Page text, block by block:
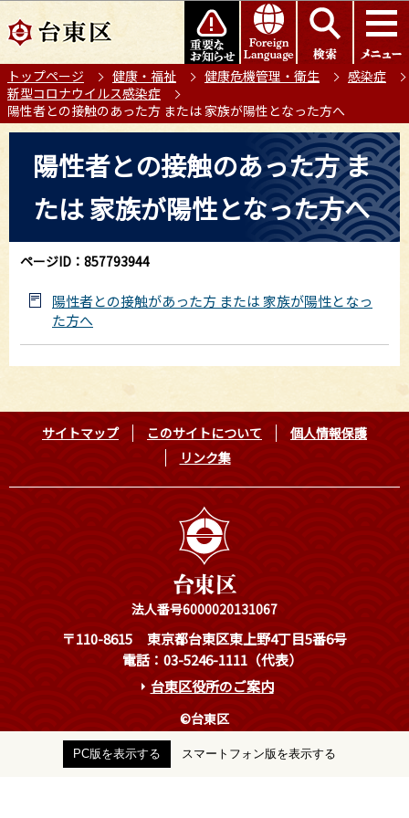
の
ー
ジ
の
このページの本文へ移動
トップページ 健康・福祉 健康危機管理・衛生
感染症
新型コロナウイルス感染症
陽性者との接触のあった方 または 家族が陽性となった方へ
ら
陽性者との接触のあった方 ま
たは 家族が陽性となった方へ
ページID：857793944
陽性者との接触があった方 または 家族が陽性となっ
た方へ
サイトマップ このサイトについて
個人情報保護
リンク集
法人番号6000020131067
〒110-8615
東京都台東区東上野4丁目5番6号
電話：03-5246-1111（代表）
台東区役所のご案内
©台東区
PC版を表示する スマートフォン版を表示する